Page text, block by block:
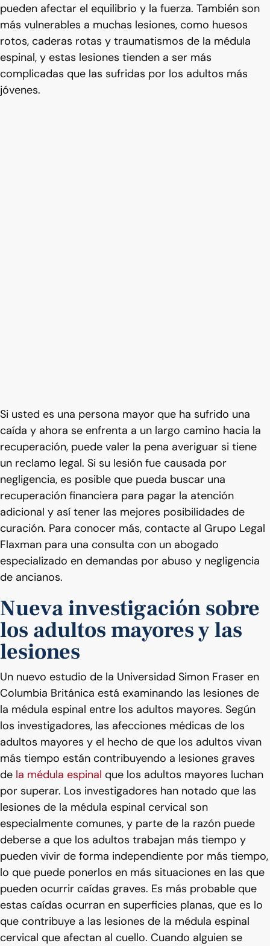
pueden afectar el equilibrio y la fuerza. También son
más vulnerables a muchas lesiones, como huesos
rotos, caderas rotas y traumatismos de la médula
espinal, y estas lesiones tienden a ser más
complicadas que las sufridas por los adultos más
jóvenes.
Si usted es una persona mayor que ha sufrido una
caída y ahora se enfrenta a un largo camino hacia la
recuperación, puede valer la pena averiguar si tiene
un reclamo legal. Si su lesión fue causada por
negligencia, es posible que pueda buscar una
recuperación financiera para pagar la atención
adicional y así tener las mejores posibilidades de
curación. Para conocer más, contacte al Grupo Legal
Flaxman para una consulta con un abogado
especializado en demandas por abuso y negligencia
de ancianos.
Nueva investigación sobre
los adultos mayores y las
lesiones
Un nuevo estudio de la Universidad Simon Fraser en
Columbia Británica está examinando las lesiones de
la médula espinal entre los adultos mayores. Según
los investigadores, las afecciones médicas de los
adultos mayores y el hecho de que los adultos vivan
más tiempo están contribuyendo a lesiones graves
de la médula espinal que los adultos mayores luchan
por superar. Los investigadores han notado que las
lesiones de la médula espinal cervical son
especialmente comunes, y parte de la razón puede
deberse a que los adultos trabajan más tiempo y
pueden vivir de forma independiente por más tiempo,
lo que puede ponerlos en más situaciones en las que
pueden ocurrir caídas graves. Es más probable que
estas caídas ocurran en superficies planas, que es lo
que contribuye a las lesiones de la médula espinal
cervical que afectan al cuello. Cuando alguien se